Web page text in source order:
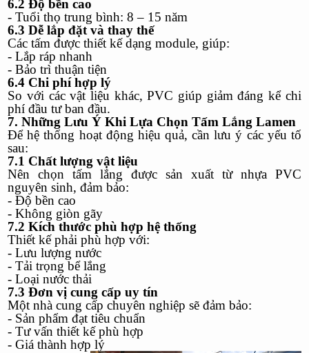
6.2 Độ bền cao
- Tuổi thọ trung bình: 8 – 15 năm
6.3 Dễ lắp đặt và thay thế
Các tấm được thiết kế dạng module, giúp:
- Lắp ráp nhanh
- Bảo trì thuận tiện
6.4 Chi phí hợp lý
So với các vật liệu khác, PVC giúp giảm đáng kể chi
phí đầu tư ban đầu.
7. Những Lưu Ý Khi Lựa Chọn Tấm Lắng Lamen
Để hệ thống hoạt động hiệu quả, cần lưu ý các yếu tố
sau:
7.1 Chất lượng vật liệu
Nên chọn tấm lắng được sản xuất từ nhựa PVC
nguyên sinh, đảm bảo:
- Độ bền cao
- Không giòn gãy
7.2 Kích thước phù hợp hệ thống
Thiết kế phải phù hợp với:
- Lưu lượng nước
- Tải trọng bể lắng
- Loại nước thải
7.3 Đơn vị cung cấp uy tín
Một nhà cung cấp chuyên nghiệp sẽ đảm bảo:
- Sản phẩm đạt tiêu chuẩn
- Tư vấn thiết kế phù hợp
- Giá thành hợp lý